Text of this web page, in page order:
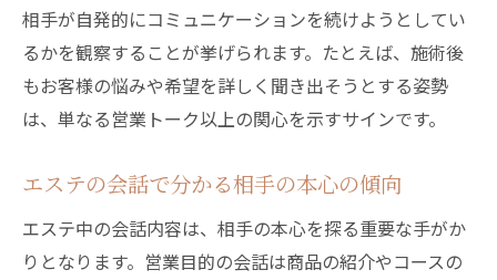
好意かどうか迷った時の対処法まとめ
エステで好意の有無に迷った時の冷静な判
断法
相手への聞き方や距離感を大切にする理由
し方
誤解を防ぐための客観的な考え方を身につ
ける
相手が自発的にコミュニケーションを続けようとしてい
るかを観察することが挙げられます。たとえば、施術後
もお客様の悩みや希望を詳しく聞き出そうとする姿勢
は、単なる営業トーク以上の関心を示すサインです。
エステの会話で分かる相手の本心の傾向
エステ中の会話内容は、相手の本心を探る重要な手がか
りとなります。営業目的の会話は商品の紹介やコースの